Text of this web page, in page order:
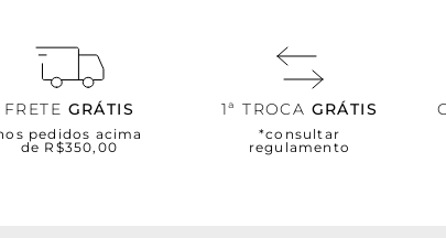
FRETE GRÁTIS
pedidos acima
de R$350,00
1ª TROCA GRÁTIS
*consultar
regulamento